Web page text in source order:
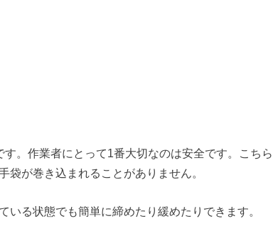
。作業者にとって1番大切なのは安全です。こちら
袋が巻き込まれることがありません。
る状態でも簡単に締めたり緩めたりできます。